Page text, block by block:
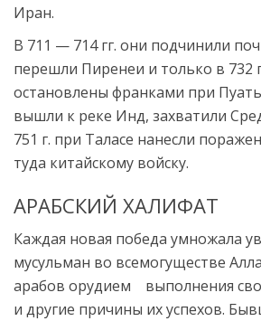
Иран.
В 711 — 714 гг. они подчинили
перешли Пиренеи и только в 732
остановлены франками при
вышли к реке Инд, захватили
751 г. при Таласе нанесли
туда китайскому войску.
АРАБСКИЙ ХАЛИФАТ
Каждая новая победа умножала
мусульман во всемогуществе
арабов орудием выполнения
и другие причины их успехов.